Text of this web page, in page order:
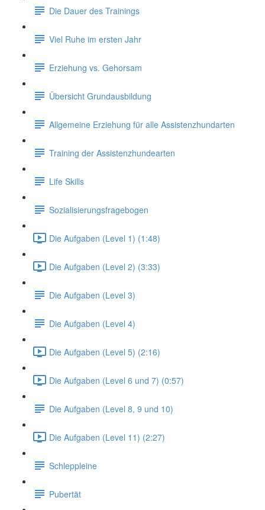
Die Dauer des Trainings
Viel Ruhe im ersten Jahr
Erziehung vs. Gehorsam
Übersicht Grundausbildung
Allgemeine Erziehung für alle Assistenzhundarten
Training der Assistenzhundearten
Life Skills
Sozialisierungsfragebogen
Die Aufgaben (Level 1) (1:48)
Die Aufgaben (Level 2) (3:33)
Die Aufgaben (Level 3)
Die Aufgaben (Level 4)
Die Aufgaben (Level 5) (2:16)
Die Aufgaben (Level 6 und 7) (0:57)
Die Aufgaben (Level 8, 9 und 10)
Die Aufgaben (Level 11) (2:27)
Schleppleine
Pubertät